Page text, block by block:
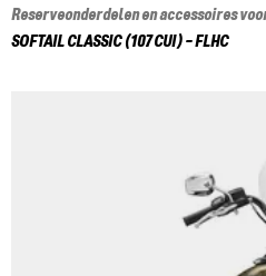
Reserveonderdelen en accessoires
SOFTAIL CLASSIC (107 CUI) - FLHC